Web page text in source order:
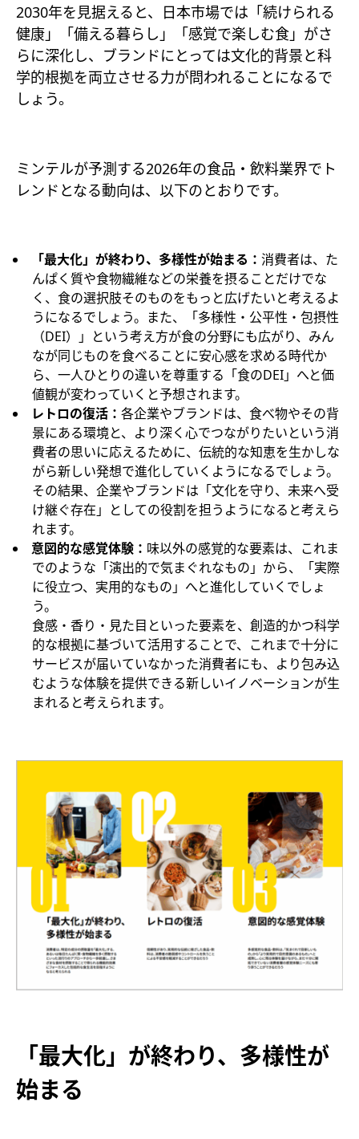
2030年を見据えると、日本市場では「続けられる
健康」「備える暮らし」「感覚で楽しむ食」がさ
らに深化し、ブランドにとっては文化的背景と科
学的根拠を両立させる力が問われることになるで
しょう。
ミンテルが予測する2026年の食品・飲料業界でト
レンドとなる動向は、以下のとおりです。
「最大化」が終わり、多様性が始まる​： 消費者は、た
んぱく質や食物繊維などの栄養を摂ることだけでな
く、食の選択肢そのものをもっと広げたいと考えるよ
うになるでしょう。また、「多様性・公平性・包摂性
（DEI）」という考え方が食の分野にも広がり、みん
なが同じものを食べることに安心感を求める時代か
ら、一人ひとりの違いを尊重する「食のDEI」へと価
値観が変わっていくと予想されます。
レトロの復活： 各企業やブランドは、食べ物やその背
景にある環境と、より深く心でつながりたいという消
費者の思いに応えるために、伝統的な知恵を生かしな
がら新しい発想で進化していくようになるでしょう。
その結果、企業やブランドは「文化を守り、未来へ受
け継ぐ存在」としての役割を担うようになると考えら
れます。
意図的な感覚体験： 味以外の感覚的な要素は、これま
でのような「演出的で気まぐれなもの」から、「実際
に役立つ、実用的なもの」へと進化していくでしょ
う。
食感・香り・見た目といった要素を、創造的かつ科学
的な根拠に基づいて活用することで、これまで十分に
サービスが届いていなかった消費者にも、より包み込
むような体験を提供できる新しいイノベーションが生
まれると考えられます。
「最大化」が終わり、多様性が
始まる